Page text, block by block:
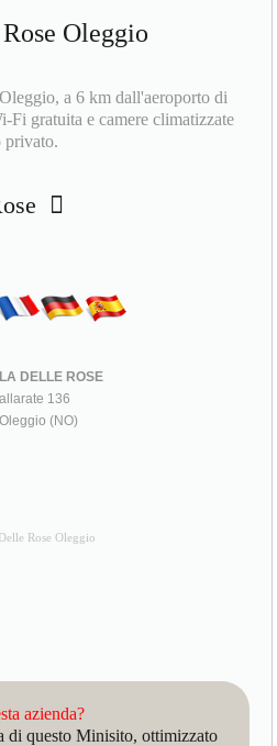
Oleggio
a 6 km dall'aeroporto di
Fi gratuita e camere climatizzate
privato.
DELLE ROSE
136
(NO)
Rose Oleggio
azienda?
di questo Minisito, ottimizzato